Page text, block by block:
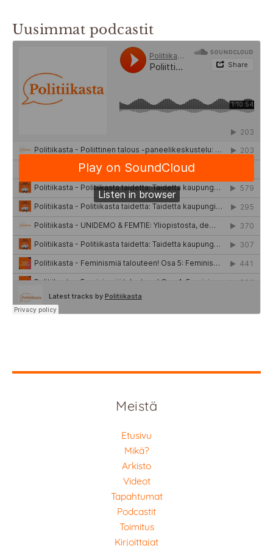
Uusimmat podcastit
Meistä
Etusivu
Mikä?
Arkisto
Videot
Tapahtumat
Podcastit
Toimitus
Kirjoittajat